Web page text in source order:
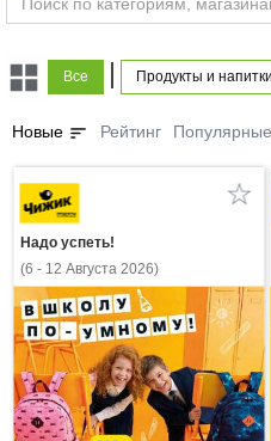
Все Продукты и напитки
Новые sort Рейтинг Популярные
Надо успеть!
(6 - 12 Августа 2026)